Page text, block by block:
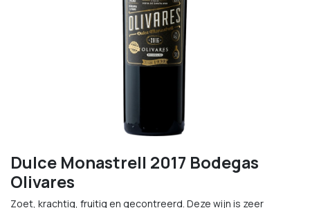
Dulce Monastrell 2017 Bodegas
Olivares
Zoet, krachtig, fruitig en gecontreerd. Deze wijn is zeer